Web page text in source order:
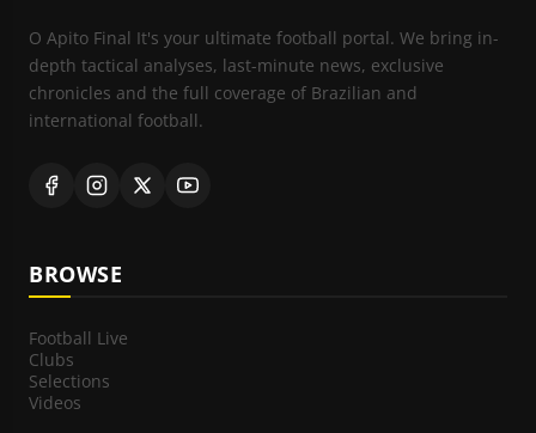
O Apito Final It's your ultimate football portal. We bring in-
depth tactical analyses, last-minute news, exclusive
chronicles and the full coverage of Brazilian and
international football.
BROWSE
Football Live
Clubs
Selections
Videos